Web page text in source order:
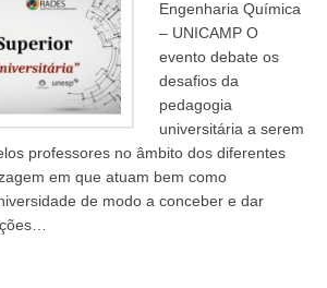
Engenharia Química
– UNICAMP O
evento debate os
desafios da
pedagogia
universitária a serem
professores no âmbito dos diferentes
em que atuam bem como
de modo a conceber e dar